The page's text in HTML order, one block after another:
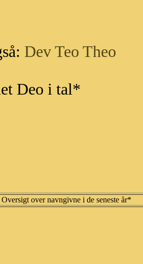
DevTeo Theo
Deo i tal*
Oversigt over navngivne i de seneste år*